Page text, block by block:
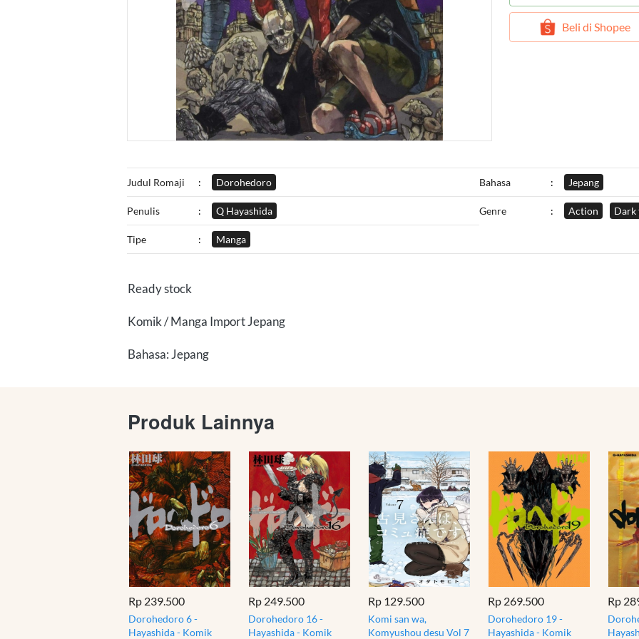
` Beli di Shopee
Judul Romaji : Dorohedoro Bahasa : Jepang
Penulis : Q Hayashida Genre : Action Dark
Tipe : Manga
Ready stock
Komik / Manga Import Jepang
Bahasa: Jepang
Produk Lainnya
Rp 239.500
Dorohedoro 6 -
Hayashida - Komik
Rp 249.500
Dorohedoro 16 -
Hayashida - Komik
Rp 129.500
Komi san wa,
Komyushou desu Vol 7
Rp 269.500
Dorohedoro 19 -
Hayashida - Komik
Rp